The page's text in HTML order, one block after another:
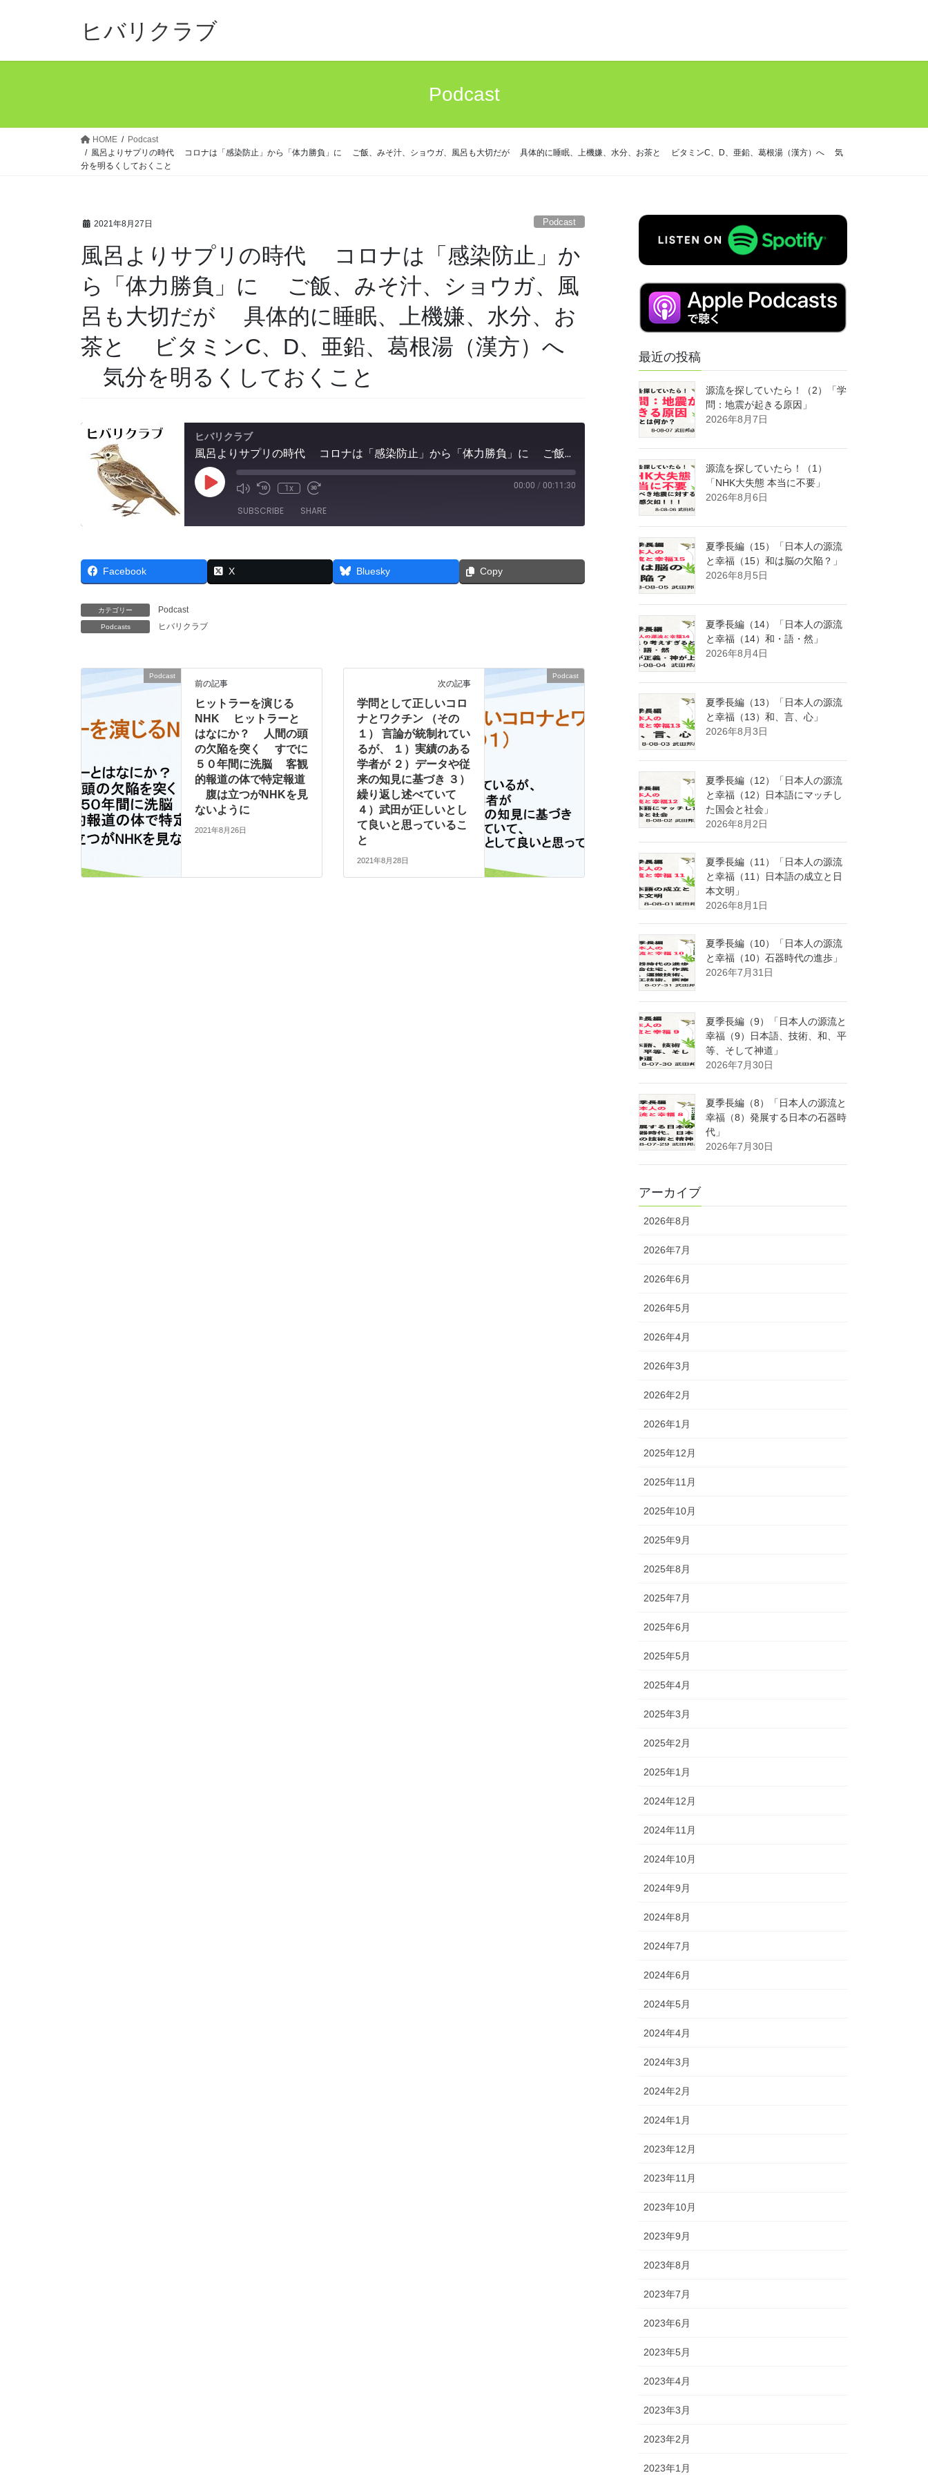
ヒバリクラブ
Podcast
HOME
Podcast
風呂よりサプリの時代 コロナは「感染防止」から「体力勝負」に ご飯、みそ汁、ショウガ、風呂も大切だが 具体的に睡眠、上機嫌、水分、お茶と ビタミンC、D、亜鉛、葛根湯（漢方）へ 気
分を明るくしておくこと
2021年8月27日 Podcast
風呂よりサプリの時代 コロナは「感染防止」か
ら「体力勝負」に ご飯、みそ汁、ショウガ、風
呂も大切だが 具体的に睡眠、上機嫌、水分、お
茶と ビタミンC、D、亜鉛、葛根湯（漢方）へ
気分を明るくしておくこと
ヒバリクラブ
風呂よりサプリの時代 コロナは「感染防止」から「体力勝負」に ご飯、みそ汁、ショウガ、風呂も大切だが 具体的に睡眠、上機嫌、水分、お茶と ビタミンC、D、亜鉛、葛根湯（漢方）へ 気分を明るくしておくこと
Play
EpisodeMute/Unmute
Rewind
Seconds
1x
Fast
30
seconds
00:00 / 00:11:30
SUBSCRIBE SHARE
RSS FEED
LINK
EMBED
Facebook X Bluesky Copy
カテゴリー Podcast
Podcasts ヒバリクラブ
Podcast
前の記事
ヒットラーを演じる
NHK ヒットラーと
はなにか？ 人間の頭
の欠陥を突く すでに
５０年間に洗脳 客観
的報道の体で特定報道
腹は立つがNHKを見
ないように
2021年8月26日
Podcast
次の記事
学問として正しいコロ
ナとワクチン （その
１） 言論が統制れてい
るが、 １）実績のある
学者が ２）データや従
来の知見に基づき ３）
繰り返し述べていて
４）武田が正しいとし
て良いと思っているこ
と
2021年8月28日
最近の投稿
源流を探していたら！（2）「学
問：地震が起きる原因」
2026年8月7日
源流を探していたら！（1）
「NHK大失態 本当に不要」
2026年8月6日
夏季長編（15）「日本人の源流
と幸福（15）和は脳の欠陥？」
2026年8月5日
夏季長編（14）「日本人の源流
と幸福（14）和・語・然」
2026年8月4日
夏季長編（13）「日本人の源流
と幸福（13）和、言、心」
2026年8月3日
夏季長編（12）「日本人の源流
と幸福（12）日本語にマッチし
た国会と社会」
2026年8月2日
夏季長編（11）「日本人の源流
と幸福（11）日本語の成立と日
本文明」
2026年8月1日
夏季長編（10）「日本人の源流
と幸福（10）石器時代の進歩」
2026年7月31日
夏季長編（9）「日本人の源流と
幸福（9）日本語、技術、和、平
等、そして神道」
2026年7月30日
夏季長編（8）「日本人の源流と
幸福（8）発展する日本の石器時
代」
2026年7月30日
アーカイブ
2026年8月
2026年7月
2026年6月
2026年5月
2026年4月
2026年3月
2026年2月
2026年1月
2025年12月
2025年11月
2025年10月
2025年9月
2025年8月
2025年7月
2025年6月
2025年5月
2025年4月
2025年3月
2025年2月
2025年1月
2024年12月
2024年11月
2024年10月
2024年9月
2024年8月
2024年7月
2024年6月
2024年5月
2024年4月
2024年3月
2024年2月
2024年1月
2023年12月
2023年11月
2023年10月
2023年9月
2023年8月
2023年7月
2023年6月
2023年5月
2023年4月
2023年3月
2023年2月
2023年1月